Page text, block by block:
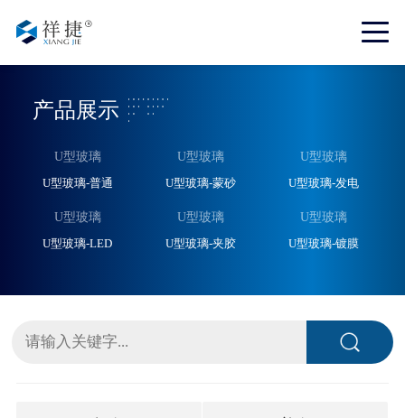
产品展示
U型玻璃
U型玻璃-普通
U型玻璃
U型玻璃-蒙砂
U型玻璃
U型玻璃-发电
U型玻璃
U型玻璃-LED
U型玻璃
U型玻璃-夹胶
U型玻璃
U型玻璃-镀膜